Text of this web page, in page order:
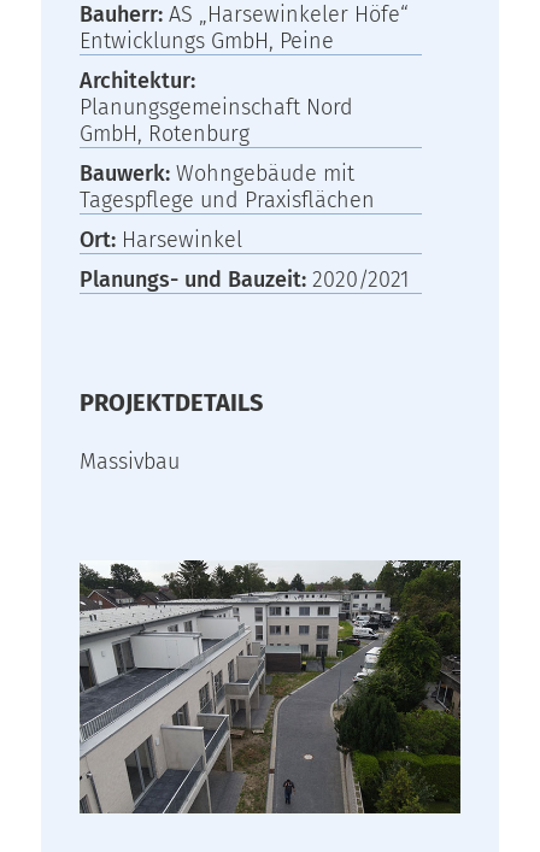
Bauherr:AS „Harsewinkeler Höfe“
Entwicklungs GmbH, Peine
Architektur:
Planungsgemeinschaft Nord
GmbH, Rotenburg
Bauwerk:Wohngebäude mit
Tagespflege und Praxisflächen
Ort: Harsewinkel
Planungs- und Bauzeit:2020/2021
PROJEKTDETAILS
Massivbau